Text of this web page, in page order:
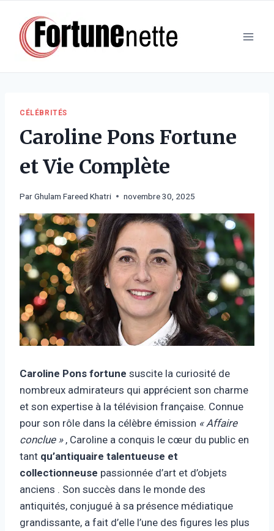
contenu
CÉLÉBRITÉS
Caroline Pons Fortune
et Vie Complète
ParGhulam Fareed Khatri novembre 30, 2025
Caroline Pons fortune suscite la curiosité de
nombreux admirateurs qui apprécient son charme
et son expertise à la télévision française. Connue
pour son rôle dans la célèbre émission « Affaire
conclue », Caroline a conquis le cœur du public en
tant qu’antiquaire talentueuse et
collectionneuse passionnée d’art et d’objets
anciens . Son succès dans le monde des
antiquités, conjugué à sa présence médiatique
grandissante, a fait d’elle l’une des figures les plus